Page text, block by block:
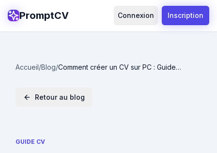
PromptCV Connexion Inscription
Accueil/Blog/Comment créer un CV sur PC : Guide
Retour au blog
GUIDE CV